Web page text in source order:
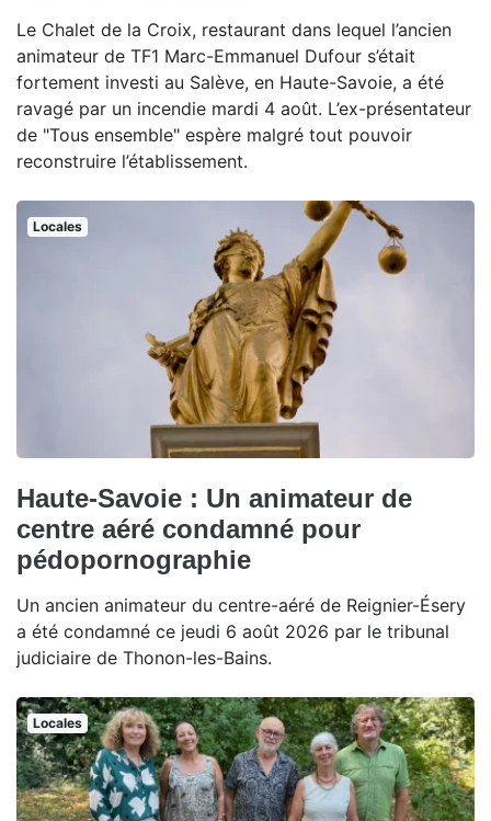
Le Chalet de la Croix, restaurant dans lequel l’ancien
animateur de TF1 Marc-Emmanuel Dufour s’était
fortement investi au Salève, en Haute-Savoie, a été
ravagé par un incendie mardi 4 août. L’ex-présentateur
de "Tous ensemble" espère malgré tout pouvoir
reconstruire l’établissement.
Locales
Haute-Savoie : Un animateur de
centre aéré condamné pour
pédopornographie
Un ancien animateur du centre-aéré de Reignier-Ésery
a été condamné ce jeudi 6 août 2026 par le tribunal
judiciaire de Thonon-les-Bains.
Locales